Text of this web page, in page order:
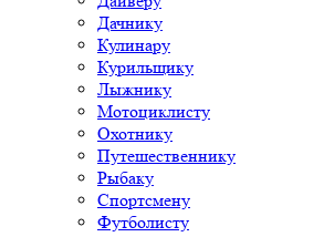
Дачнику
Кулинару
Курильщику
Лыжнику
Мотоциклисту
Охотнику
Путешественнику
Рыбаку
Спортсмену
Футболисту